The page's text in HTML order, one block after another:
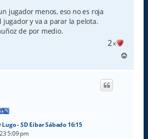
jugador menos, eso no es roja
jugador y va a parar la pelota.
de por medio.
2x
r
Lugo - SD Eibar Sábado 16:15
5:09 pm